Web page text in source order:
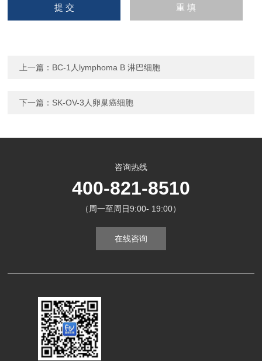
上一篇： BC-1人lymphoma B 淋巴细胞
下一篇： SK-OV-3人卵巢癌细胞
咨询热线
400-821-8510
（周一至周日9:00- 19:00）
在线咨询